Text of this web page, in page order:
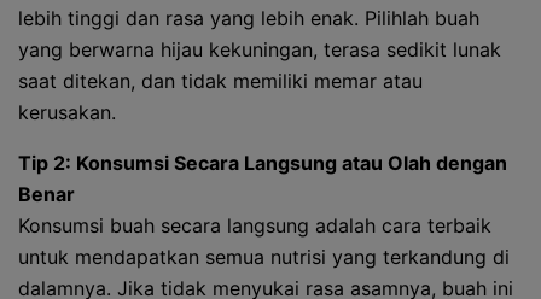
lebih tinggi dan rasa yang lebih enak. Pilihlah buah
yang berwarna hijau kekuningan, terasa sedikit lunak
saat ditekan, dan tidak memiliki memar atau
kerusakan.
Tip 2: Konsumsi Secara Langsung atau Olah dengan
Benar
Konsumsi buah secara langsung adalah cara terbaik
untuk mendapatkan semua nutrisi yang terkandung di
dalamnya. Jika tidak menyukai rasa asamnya, buah ini